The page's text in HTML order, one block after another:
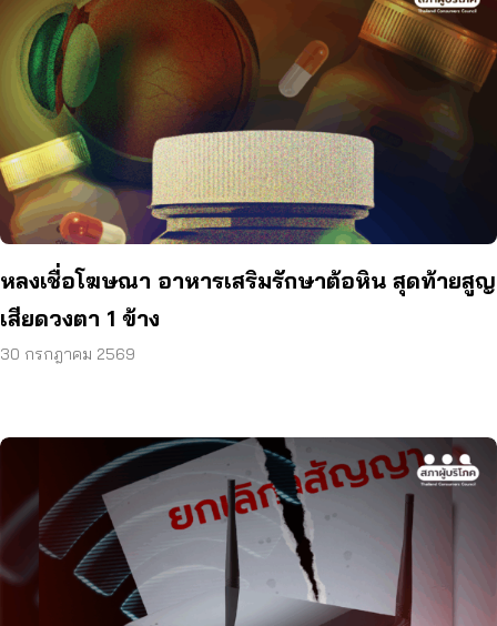
หลงเชื่อโฆษณา อาหารเสริมรักษาต้อหิน สุดท้ายสูญ
เสียดวงตา 1 ข้าง
30 กรกฎาคม 2569